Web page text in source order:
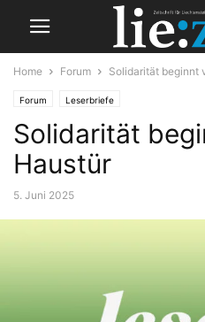
Home Forum Solidarität beginnt
Forum Leserbriefe
Solidarität
Haustür
5. Juni 2025